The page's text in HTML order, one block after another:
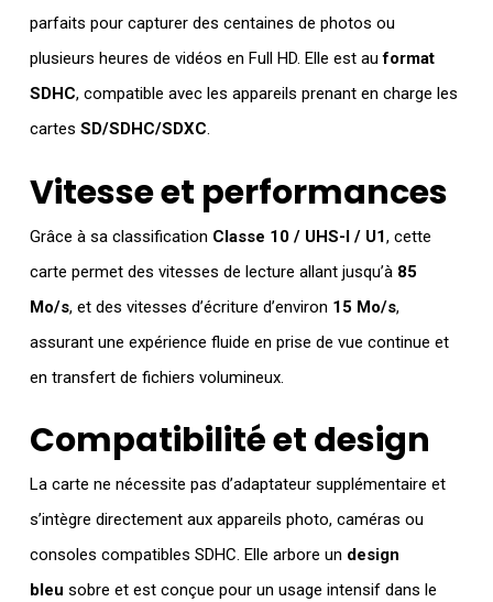
parfaits pour capturer des centaines de photos ou
plusieurs heures de vidéos en Full HD. Elle est auformat
SDHC, compatible avec les appareils prenant en charge les
cartes SD/SDHC/SDXC.
Vitesse et performances
Grâce à sa classification Classe 10 / UHS-I / U1, cette
carte permet des vitesses de lecture allant jusqu’à 85
Mo/s, et des vitesses d’écriture d’environ 15 Mo/s,
assurant une expérience fluide en prise de vue continue et
en transfert de fichiers volumineux.
Compatibilité et design
La carte ne nécessite pas d’adaptateur supplémentaire et
s’intègre directement aux appareils photo, caméras ou
consoles compatibles SDHC. Elle arbore un design
bleu sobre et est conçue pour un usage intensif dans le